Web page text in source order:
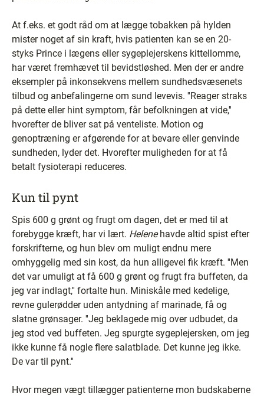
At f.eks. et godt råd om at lægge tobakken på hylden
mister noget af sin kraft, hvis patienten kan se en 20-
styks Prince i lægens eller sygeplejerskens kittellomme,
har været fremhævet til bevidstløshed. Men der er andre
eksempler på inkonsekvens mellem sundhedsvæsenets
tilbud og anbefalingerne om sund levevis. ''Reager straks
på dette eller hint symptom, får befolkningen at vide,''
hvorefter de bliver sat på venteliste. Motion og
genoptræning er afgørende for at bevare eller genvinde
sundheden, lyder det. Hvorefter muligheden for at få
betalt fysioterapi reduceres.
Kun til pynt
Spis 600 g grønt og frugt om dagen, det er med til at
forebygge kræft, har vi lært. Helenehavde altid spist efter
forskrifterne, og hun blev om muligt endnu mere
omhyggelig med sin kost, da hun alligevel fik kræft. ''Men
det var umuligt at få 600 g grønt og frugt fra buffeten, da
jeg var indlagt,'' fortalte hun. Miniskåle med kedelige,
revne gulerødder uden antydning af marinade, få og
slatne grønsager. ''Jeg beklagede mig over udbudet, da
jeg stod ved buffeten. Jeg spurgte sygeplejersken, om jeg
ikke kunne få nogle flere salatblade. Det kunne jeg ikke.
De var til pynt.''
Hvor megen vægt tillægger patienterne mon budskaberne